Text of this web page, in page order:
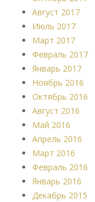
Август 2017
Июль 2017
Март 2017
Февраль 2017
Январь 2017
Ноябрь 2016
Октябрь 2016
Август 2016
Май 2016
Апрель 2016
Март 2016
Февраль 2016
Январь 2016
Декабрь 2015